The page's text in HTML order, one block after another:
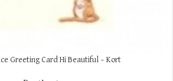
Greeting Card Hi Beautiful – Kort